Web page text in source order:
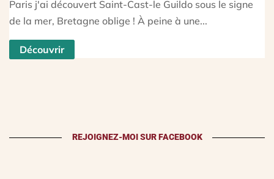
Paris j'ai découvert Saint-Cast-le Guildo sous le signe
de la mer, Bretagne oblige ! À peine à une...
Découvrir
REJOIGNEZ-MOI SUR FACEBOOK